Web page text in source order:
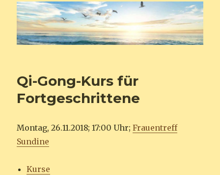
Qi-Gong-Kurs für
Fortgeschrittene
Montag, 26.11.2018; 17:00 Uhr;Frauentreff
Sundine
Kurse